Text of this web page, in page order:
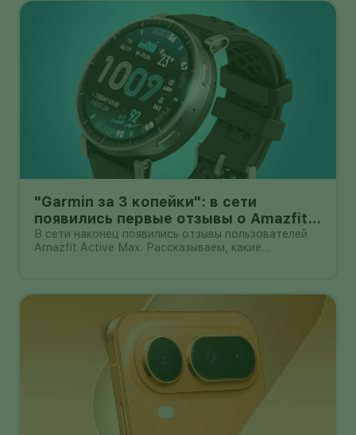
"Garmin за 3 копейки": в сети
появились первые отзывы о Amazfit
Active Max с оффлайн-картами
В сети наконец появились отзывы пользователей
Amazfit Active Max. Рассказываем, какие